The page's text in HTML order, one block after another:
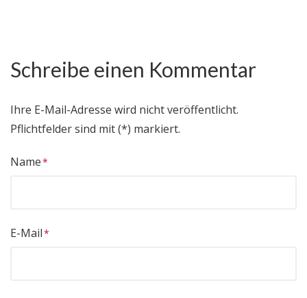
Schreibe einen Kommentar
Ihre E-Mail-Adresse wird nicht veröffentlicht.
Pflichtfelder sind mit (*) markiert.
Name
E-Mail